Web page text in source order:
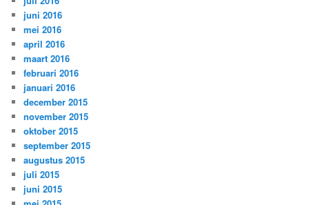
juni 2016
mei 2016
april 2016
maart 2016
februari 2016
januari 2016
december 2015
november 2015
oktober 2015
september 2015
augustus 2015
juli 2015
juni 2015